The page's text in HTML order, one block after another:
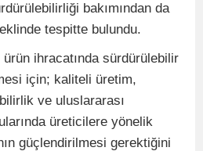
bakımından da
tespitte bulundu.
ihracatında sürdürülebilir
için; kaliteli üretim,
ve uluslararası
üreticilere yönelik
güçlendirilmesi gerektiğini